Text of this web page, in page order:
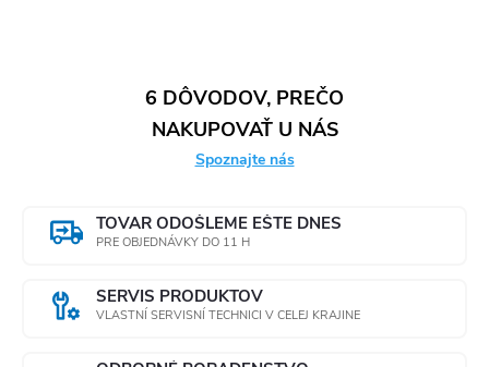
6 DÔVODOV, PREČO
NAKUPOVAŤ U NÁS
Spoznajte nás
TOVAR ODOŠLEME EŠTE DNES
PRE OBJEDNÁVKY DO 11 H
SERVIS PRODUKTOV
VLASTNÍ SERVISNÍ TECHNICI V CELEJ KRAJINE